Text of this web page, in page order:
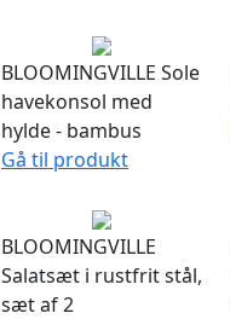
BLOOMINGVILLE Sole
havekonsol med
hylde - bambus
Gå til produkt
BLOOMINGVILLE
Salatsæt i rustfrit stål,
sæt af 2